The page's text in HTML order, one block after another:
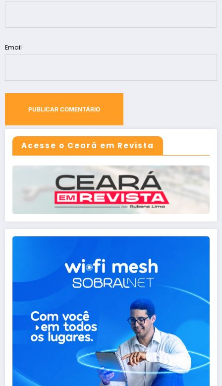
Email
Acesse o Ceará em Revista